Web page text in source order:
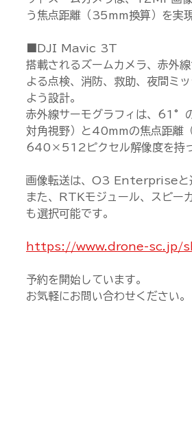
う焦点距離（35mm換算）を実現
■DJI Mavic 3T
搭載されるズームカメラ、赤外
よる点検、消防、救助、夜間ミ
よう設計。
赤外線サーモグラフィは、61°
対角視野）と40mmの焦点距離
640×512ピクセル解像度を持っ
画像転送は、O3 Enterpriseと
また、RTKモジュール、スピー
も選択可能です。
https://www.drone-sc.jp/
予約を開始しています。
お気軽にお問い合わせください。